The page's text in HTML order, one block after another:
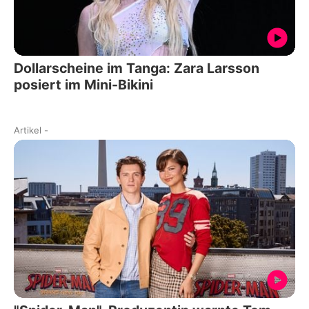
Dollarscheine im Tanga: Zara Larsson
posiert im Mini-Bikini
Artikel -